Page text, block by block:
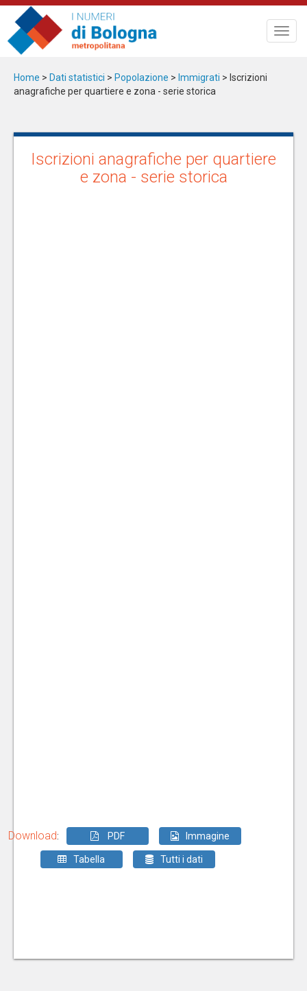
Salta
contenuto
principale
Home > Dati statistici > Popolazione > Immigrati > Iscrizioni
anagrafiche per quartiere e zona - serie storica
Iscrizioni anagrafiche per quartiere
e zona - serie storica
Download: PDF Immagine
Tabella Tutti i dati